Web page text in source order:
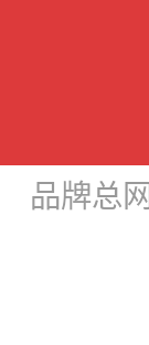
品牌总网